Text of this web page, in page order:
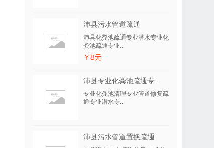
沛县污水管道疏通
沛县化粪池疏通专业潜水专业化
粪池疏通专业..
￥8元
沛县专业化粪池疏通专..
专业化粪池清理专业管道修复疏
通专业潜水专..
沛县污水管道置换疏通